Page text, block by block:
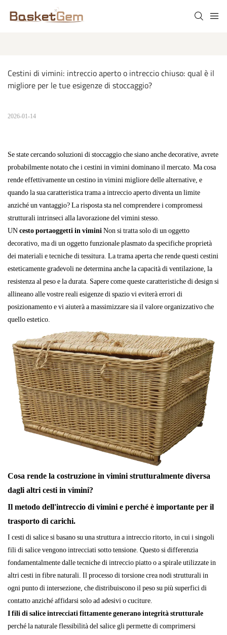
Cestini di vimini: intreccio aperto o intreccio chiuso: qual è il
migliore per le tue esigenze di stoccaggio?
2026-01-14
Se state cercando soluzioni di stoccaggio che siano anche decorative, avrete
probabilmente notato che i cestini in vimini dominano il mercato. Ma cosa
rende effettivamente un cestino in vimini migliore delle alternative, e
quando la sua caratteristica trama a intreccio aperto diventa un limite
anziché un vantaggio? La risposta sta nel comprendere i compromessi
strutturali intrinseci alla lavorazione del vimini stesso.
UNcesto portaoggetti in vimini Non si tratta solo di un oggetto
decorativo, ma di un oggetto funzionale plasmato da specifiche proprietà
dei materiali e tecniche di tessitura. La trama aperta che rende questi cestini
esteticamente gradevoli ne determina anche la capacità di ventilazione, la
resistenza al peso e la durata. Sapere come queste caratteristiche di design si
allineano alle vostre reali esigenze di spazio vi eviterà errori di
posizionamento e vi aiuterà a massimizzare sia il valore organizzativo che
quello estetico.
Cosa rende la costruzione in vimini strutturalmente diversa
dagli altri cesti in vimini?
Il metodo dell'intreccio di vimini e perché è importante per il
trasporto di carichi.
I cesti di salice si basano su una struttura a intreccio ritorto, in cui i singoli
fili di salice vengono intrecciati sotto tensione. Questo si differenzia
fondamentalmente dalle tecniche di intreccio piatto o a spirale utilizzate in
altri cesti in fibre naturali. Il processo di torsione crea nodi strutturali in
ogni punto di intersezione, che distribuiscono il peso su più superfici di
contatto anziché affidarsi solo ad adesivi o cuciture.
I fili di salice intrecciati fittamente generano integrità strutturale
perché la naturale flessibilità del salice gli permette di comprimersi